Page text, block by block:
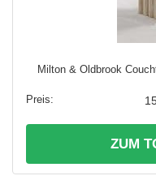
Milton & Oldbrook
ZUM